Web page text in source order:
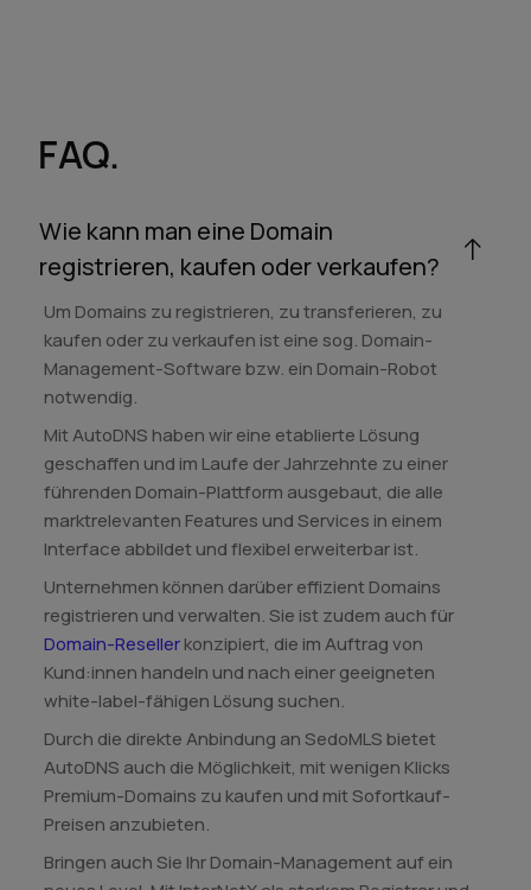
FAQ.
Wie kann man eine Domain
registrieren, kaufen oder verkaufen?
Um Domains zu registrieren, zu transferieren, zu
kaufen oder zu verkaufen ist eine sog. Domain-
Management-Software bzw. ein Domain-Robot
notwendig.
Mit AutoDNS haben wir eine etablierte Lösung
geschaffen und im Laufe der Jahrzehnte zu einer
führenden Domain-Plattform ausgebaut, die alle
marktrelevanten Features und Services in einem
Interface abbildet und flexibel erweiterbar ist.
Unternehmen können darüber effizient Domains
registrieren und verwalten. Sie ist zudem auch für
Domain-Resellerkonzipiert, die im Auftrag von
Kund:innen handeln und nach einer geeigneten
white-label-fähigen Lösung suchen.
Durch die direkte Anbindung an SedoMLS bietet
AutoDNS auch die Möglichkeit, mit wenigen Klicks
Premium-Domains zu kaufen und mit Sofortkauf-
Preisen anzubieten.
Bringen auch Sie Ihr Domain-Management auf ein